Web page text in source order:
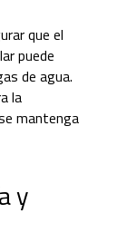
que el
puede
de agua.
la
mantenga
y